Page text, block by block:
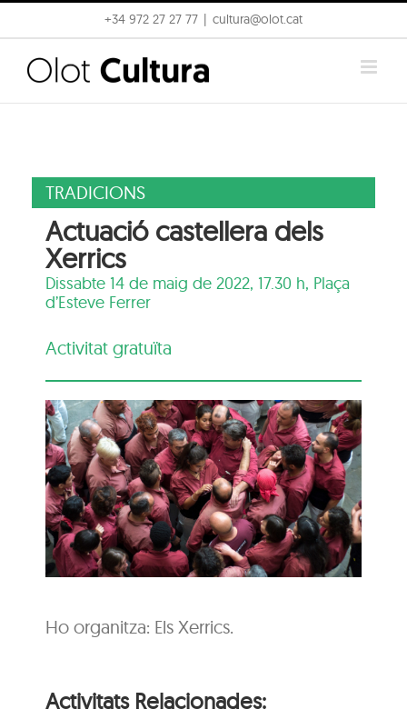
to
content
+34 972 27 27 77 cultura@olot.cat
TRADICIONS
Actuació castellera dels
Xerrics
Dissabte 14 de maig de 2022, 17.30 h, Plaça
d’Esteve Ferrer
Activitat gratuïta
Ho organitza: Els Xerrics.
Activitats Relacionades: